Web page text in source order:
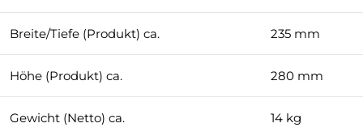
Breite/Tiefe (Produkt) ca. 235 mm
Höhe (Produkt) ca. 280 mm
Gewicht (Netto) ca. 14 kg